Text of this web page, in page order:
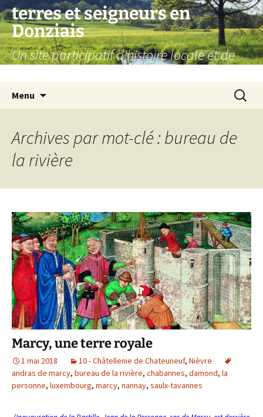
Aller
au
contenu
terres et seigneurs en
Donziais
Un site participatif d'histoire locale et de
Menu
Archives par mot-clé : bureau de
la rivière
Marcy, une terre royale
1 mai 2018 10 - Châtellenie de Chateuneuf, Nièvre
andras de marcy, bureau de la rivière, chabannes, damond, la
personne, luxembourg, marcy, nannay, saulx-tavannes